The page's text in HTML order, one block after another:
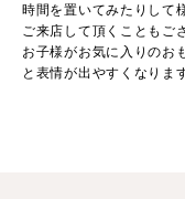
時間を置いてみたりして
ご来店して頂くこともご
お子様がお気に入りのお
と表情が出やすくなりま